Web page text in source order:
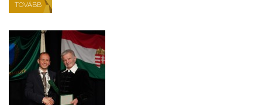
TOVÁBB